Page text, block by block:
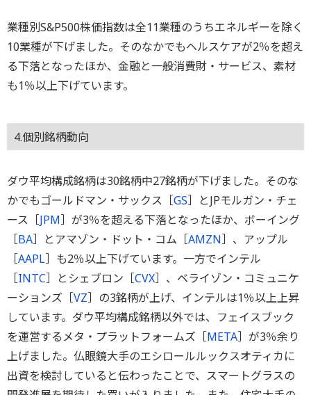
業種別S&P500株価指数は全11業種のうちエネルギーを除く
10業種が下げました。そのなかでもヘルスケアが2％を超え
る下落となったほか、金融と一般消費財・サービス、素材
も1％以上下げています。
4.個別銘柄動向
ダウ平均構成銘柄は30銘柄中27銘柄が下げました。そのな
かでもゴールドマン・サックス［GS］とJPモルガン・チェ
ース［JPM］が3％を超える下落となったほか、ボーイング
［BA］とアマゾン・ドット・コム［AMZN］、アップル
［AAPL］も2％以上下げています。一方でインテル
［INTC］とシェブロン［CVX］、ベライゾン・コミュニケ
ーションズ［VZ］の3銘柄が上げ、インテルは1％以上上昇
しています。ダウ平均構成銘柄以外では、フェイスブック
を運営するメタ・プラットフォームズ［META］が3％余り
上げました。仏眼鏡大手のエシロールルックスオティカに
出資を検討していると伝わったことで、スマートグラスの